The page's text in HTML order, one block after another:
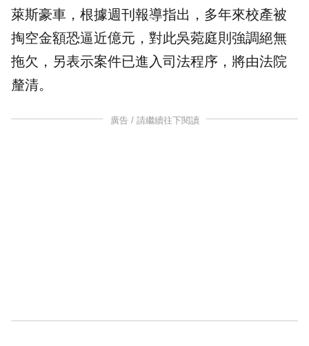
萊斯豪車，根據週刊報導指出，多年來校產被
掏空金額恐逼近億元，對此吳菀庭則強調絕無
拖欠，另表示案件已進入司法程序，將由法院
釐清。
廣告 / 請繼續往下閱讀